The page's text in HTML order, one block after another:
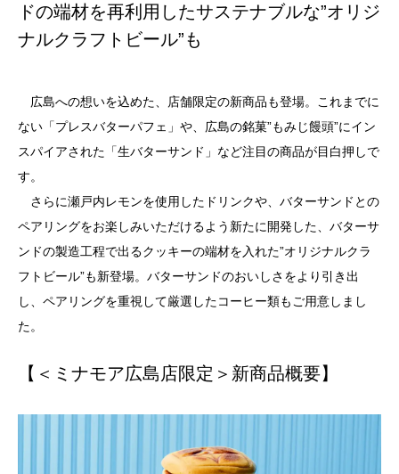
ドの端材を再利用したサステナブルな”オリジ
ナルクラフトビール”も
広島への想いを込めた、店舗限定の新商品も登場。これまでに
ない「プレスバターパフェ」や、広島の銘菓”もみじ饅頭”にイン
スパイアされた「生バターサンド」など注目の商品が目白押しで
す。
さらに瀬戸内レモンを使用したドリンクや、バターサンドとの
ペアリングをお楽しみいただけるよう新たに開発した、バターサ
ンドの製造工程で出るクッキーの端材を入れた”オリジナルクラ
フトビール”も新登場。バターサンドのおいしさをより引き出
し、ペアリングを重視して厳選したコーヒー類もご用意しまし
た。
【＜ミナモア広島店限定＞新商品概要】